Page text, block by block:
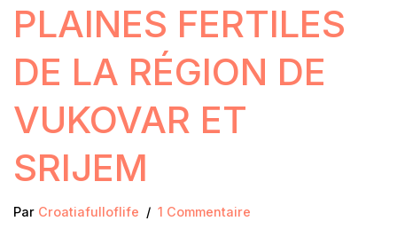
PLAINES FERTILES
DE LA RÉGION DE
VUKOVAR ET
SRIJEM
Par Croatiafulloflife 1 Commentaire